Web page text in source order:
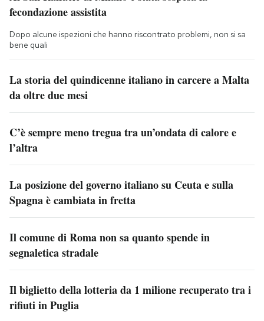
fecondazione assistita
Dopo alcune ispezioni che hanno riscontrato problemi, non si sa
bene quali
La storia del quindicenne italiano in carcere a Malta
da oltre due mesi
C’è sempre meno tregua tra un’ondata di calore e
l’altra
La posizione del governo italiano su Ceuta e sulla
Spagna è cambiata in fretta
Il comune di Roma non sa quanto spende in
segnaletica stradale
Il biglietto della lotteria da 1 milione recuperato tra i
rifiuti in Puglia